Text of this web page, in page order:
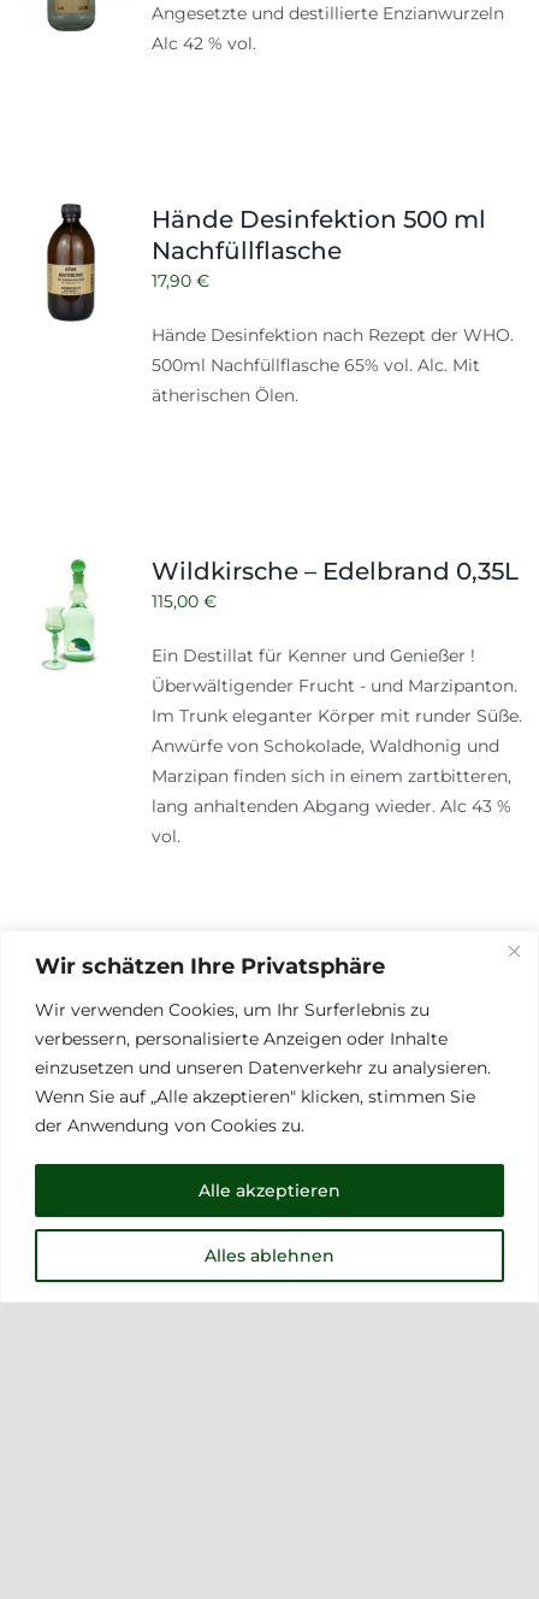
Wir schätzen Ihre Privatsphäre
Wir verwenden Cookies, um Ihr Surferlebnis zu
verbessern, personalisierte Anzeigen oder Inhalte
einzusetzen und unseren Datenverkehr zu analysieren.
Wenn Sie auf „Alle akzeptieren" klicken, stimmen Sie
der Anwendung von Cookies zu.
Alles ablehnen
Alle akzeptieren
Angesetzte und destillierte Enzianwurzeln
Alc 42 % vol.
Hände Desinfektion 500 ml
Nachfüllflasche
17,90 €
Hände Desinfektion nach Rezept der WHO.
500ml Nachfüllflasche65% vol. Alc. Mit
ätherischen Ölen.
Wildkirsche – Edelbrand 0,35L
115,00 €
Ein Destillat für Kenner und Genießer !
Überwältigender Frucht - und Marzipanton.
Im Trunk eleganter Körper mit runder Süße.
Anwürfe von Schokolade, Waldhonig und
Marzipan finden sich in einem zartbitteren,
lang anhaltenden Abgang wieder. Alc 43 %
vol.
Weinhof
Rauch
Perbersdorf 30
Rauch Tabak
Perbersdorf 30
A-8093 St. Peter Am
Ottersbach
Wir sind erreichbar
Montag bis Donnerstag